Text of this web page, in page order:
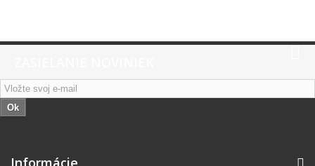
Ok
Informácie